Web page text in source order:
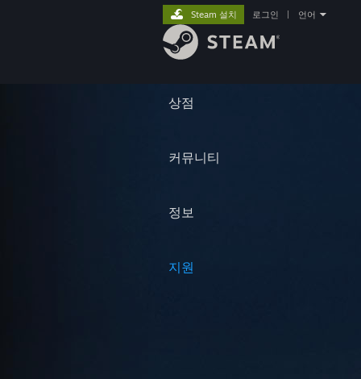
상점
커뮤니티
정보
지원
Steam 설치 로그인 언어